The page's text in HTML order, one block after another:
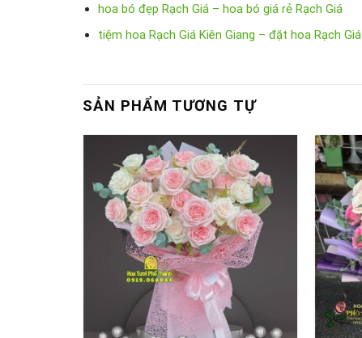
hoa bó đẹp Rạch Giá – hoa bó giá rẻ Rạch Giá
tiệm hoa Rạch Giá Kiên Giang – đặt hoa Rạch Giá
SẢN PHẨM TƯƠNG TỰ